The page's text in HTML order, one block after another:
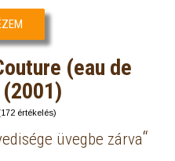
(eau de
értékelés)
üvegbe zárva“